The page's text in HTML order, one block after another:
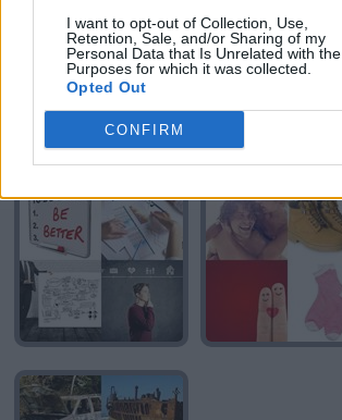
I want to opt-out of Collection, Use,
Retention, Sale, and/or Sharing of my
Personal Data that Is Unrelated with the
Purposes for which it was collected.
Opted Out
CONFIRM